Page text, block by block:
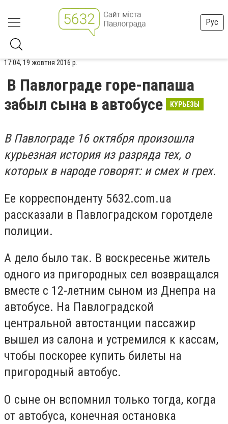
Рус
17:04, 19 жовтня 2016 р.
В Павлограде горе-папаша
забыл сына в автобусе
КУРЬЕЗЫ
В Павлограде 16 октября произошла
курьезная история из разряда тех, о
которых в народе говорят: и смех и грех.
Ее корреспонденту 5632.com.ua
рассказали в Павлоградском горотделе
полиции.
А дело было так. В воскресенье житель
одного из пригородных сел возвращался
вместе с 12-летним сыном из Днепра на
автобусе. На Павлоградской
центральной автостанции пассажир
вышел из салона и устремился к кассам,
чтобы поскорее купить билеты на
пригородный автобус.
О сыне он вспомнил только тогда, когда
от автобуса, конечная остановка